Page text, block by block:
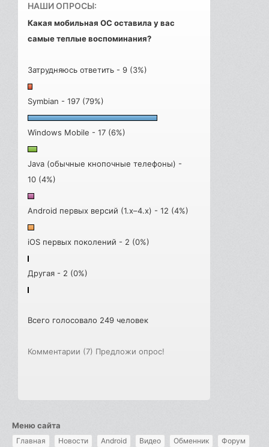
НАШИ ОПРОСЫ:
Какая мобильная ОС оставила у вас
самые теплые воспоминания?
Затрудняюсь ответить - 9 (3%)
Symbian - 197 (79%)
Windows Mobile - 17 (6%)
Java (обычные кнопочные телефоны) -
10 (4%)
Android первых версий (1.x–4.x) - 12 (4%)
iOS первых поколений - 2 (0%)
Другая - 2 (0%)
Всего голосовало 249 человек
Комментарии (7) Предложи опрос!
Меню сайта
Главная Новости Android Видео Обменник Форум